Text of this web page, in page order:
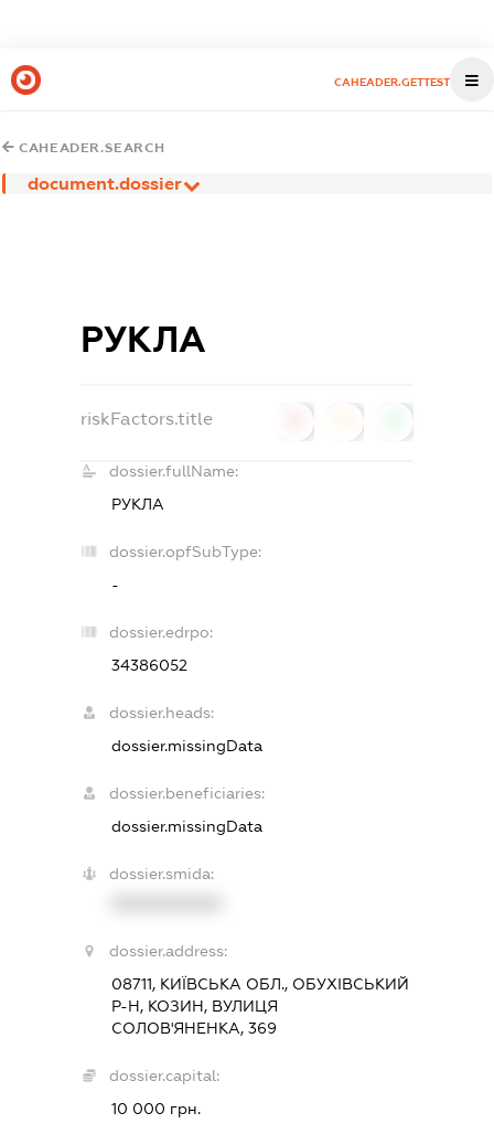
CAHEADER.GETTEST
CAHEADER.SEARCH
document.dossier
РУКЛА
riskFactors.title
dossier.fullName:
РУКЛА
dossier.opfSubType:
-
dossier.edrpo:
34386052
dossier.heads:
dossier.missingData
dossier.beneficiaries:
dossier.missingData
dossier.smida:
dossier.address:
08711, КИЇВСЬКА ОБЛ., ОБУХІВСЬКИЙ
Р-Н, КОЗИН, ВУЛИЦЯ
СОЛОВ'ЯНЕНКА, 369
dossier.capital:
10 000 грн.